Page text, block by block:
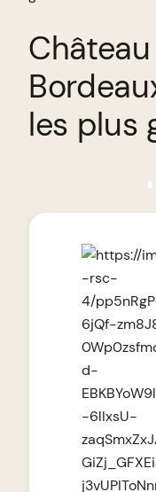
les plus